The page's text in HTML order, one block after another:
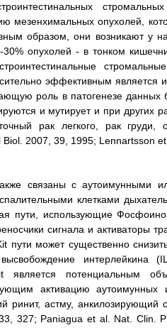
мезенхимальных опухолей,
образом, они возникают у
30% опухолей - в тонком
эффективным является
роль в патогенезе данных
и мутирует и при других
рак легкого, рак
2007, 39, 1995; Lennartsson
связаны с аутоимунными
клетками
пути, использующие
сигнала и активаторы
может существенно
интерлейкина
потенциальным
активацию аутоимунных
ринит, астму, анкилозирующий
327; Paniagua et al. Nat. Clin.